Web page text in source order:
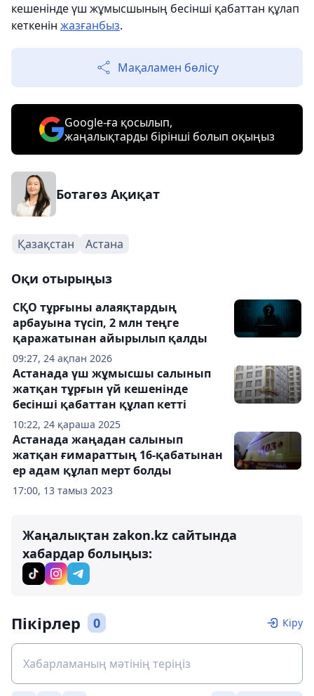
кешенінде үш жұмысшының бесінші қабаттан құлап
кеткенін жазғанбыз.
Мақаламен бөлісу
Google-ға қосылып,
жаңалықтарды бірінші болып оқыңыз
Ботагөз Ақиқат
Қазақстан Астана
Оқи отырыңыз
09:27, 24 ақпан 2026
СҚО тұрғыны алаяқтардың
арбауына түсіп, 2 млн теңге
қаражатынан айырылып қалды
10:22, 24 қараша 2025
Астанада үш жұмысшы салынып
жатқан тұрғын үй кешенінде
бесінші қабаттан құлап кетті
17:00, 13 тамыз 2023
Астанада жаңадан салынып
жатқан ғимараттың 16-қабатынан
ер адам құлап мерт болды
Жаңалықтан zakon.kz сайтында
хабардар болыңыз:
Пікірлер 0 Кіру